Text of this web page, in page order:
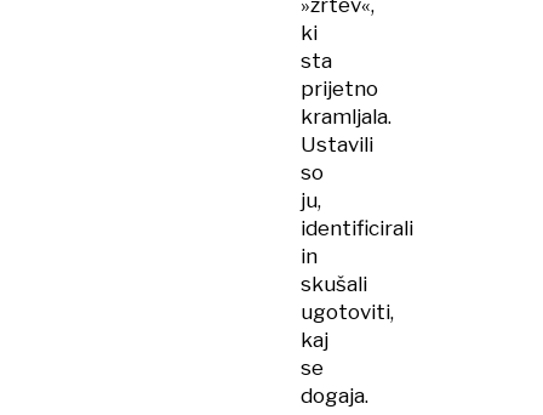
»žrtev«,
ki
sta
prijetno
kramljala.
Ustavili
so
ju,
identificirali
in
skušali
ugotoviti,
kaj
se
dogaja.